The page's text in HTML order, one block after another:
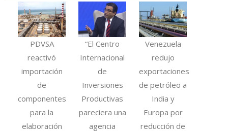
PDVSA
reactivó
importación
de
componentes
para la
elaboración
“El Centro
Internacional
de
Inversiones
Productivas
pareciera una
agencia
Venezuela
redujo
exportaciones
de petróleo a
India y
Europa por
reducción de